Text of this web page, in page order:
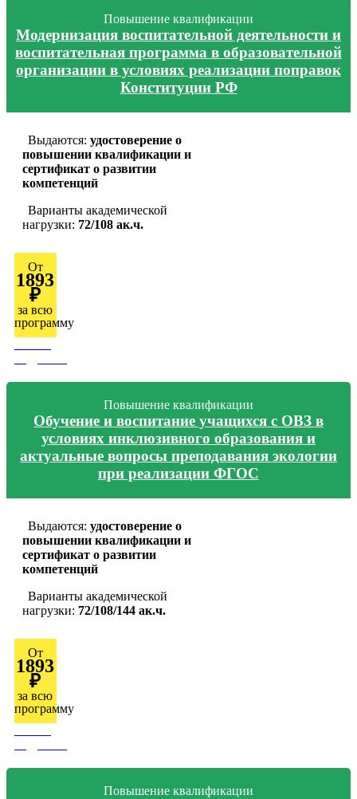
Повышение квалификации
Модернизация воспитательной деятельности и
воспитательная программа в образовательной
организации в условиях реализации поправок
Конституции РФ
Выдаются: удостоверение о
повышении квалификации и
сертификат о развитии
компетенций
Варианты академической
нагрузки: 72/108 ак.ч.
От
1893
₽
за всю
программу
Повышение квалификации
Обучение и воспитание учащихся с ОВЗ в
условиях инклюзивного образования и
актуальные вопросы преподавания экологии
при реализации ФГОС
Выдаются: удостоверение о
повышении квалификации и
сертификат о развитии
компетенций
Варианты академической
нагрузки: 72/108/144 ак.ч.
От
1893
₽
за всю
программу
Повышение квалификации